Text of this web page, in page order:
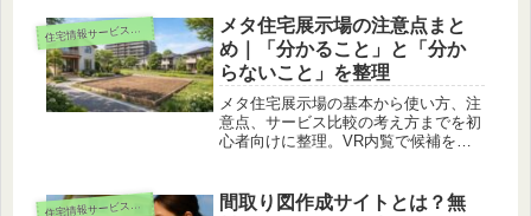
住
宅情報サービス・相談
メタ住宅展示場の注意点まと
め｜「分かること」と「分か
らないこと」を整理
メタ住宅展示場の基本から使い方、注
意点、サービス比較の考え方までを初
心者向けに整理。VR内覧で候補を絞
住
宅情報サービス・相談
間取り図作成サイトとは？無